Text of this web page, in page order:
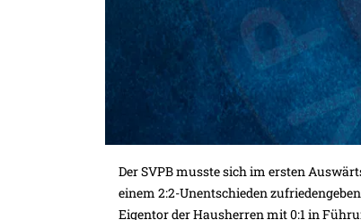
Der SVPB musste sich im ersten
einem 2:2-Unentschieden
Eigentor der Hausherren mit 0:1 in